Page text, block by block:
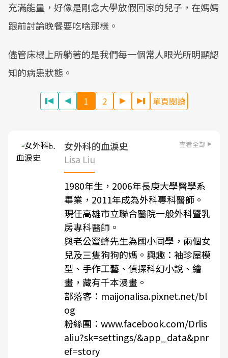
充滿能量，好像是剛念大學放假回家的兒子，在媽媽
跟前討論晚餐要吃啥那樣。
儘管床榻上所躺著的是我們每一個常人眼光所明顯認
知的病患狀態。
1 2 單頁閱讀
女外科的血淚史 查看全部
Lisa Liu
1980年生，2006年長庚大學醫學系
畢業，2011年成為外科專科醫師。
現任高雄市立聯合醫院一般外科暨乳
房專科醫師。
與老公蜜蜂先生為國小同學，兩個女
兒及三隻狗狗的媽。興趣：袖珍屋模
型、手作工藝、偵探科幻小說、繪
畫，藏有千本漫畫。
部落客： maijonalisa.pixnet.net/bl
og
粉絲團： www.facebook.com/Drlis
aliu?sk=settings/&app_data&pnr
ef=story